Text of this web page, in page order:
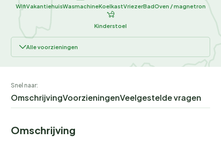
WifiVakantiehuisWasmachineKoelkastVriezerBadOven / magnetron
Kinderstoel
Alle voorzieningen
Snel naar:
OmschrijvingVoorzieningenVeelgestelde vragen
Omschrijving